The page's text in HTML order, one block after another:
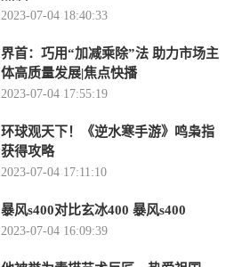
2023-07-04 18:40:33
界首：巧用“加减乘除”法 助力市场主
体高质量发展|焦点快播
2023-07-04 17:55:19
环球观天下！《逆水寒手游》鸣枭指
获得攻略
2023-07-04 17:11:10
暴风s400对比玄冰400 暴风s400
2023-07-04 16:09:39